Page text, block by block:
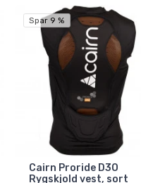
Spar 9 %
Cairn Proride D3O
Rygskjold vest, sort